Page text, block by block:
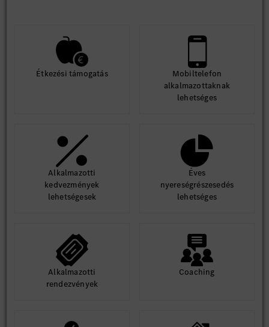
Étkezési támogatás
Mobiltelefon
alkalmazottaknak
lehetséges
Alkalmazotti
kedvezmények
lehetségesek
Éves
nyereségrészesedés
lehetséges
Alkalmazotti
rendezvények
Coaching